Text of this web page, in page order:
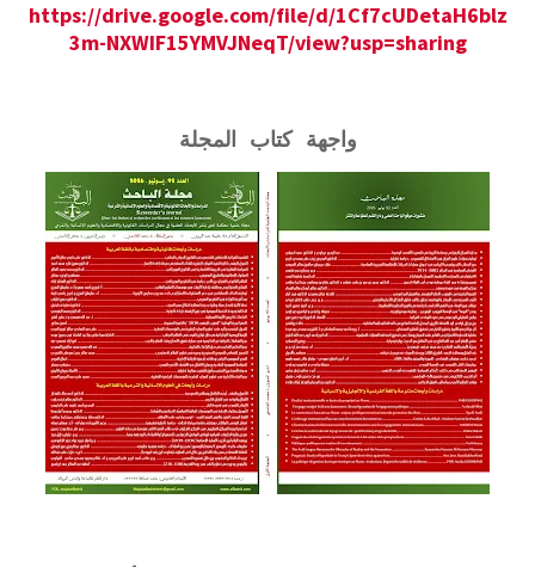
https://drive.google.com/file/d/1Cf7cUDetaH6blz
3m-NXWIF15YMVJNeqT/view?usp=sharing
واجهة كتاب المجلة